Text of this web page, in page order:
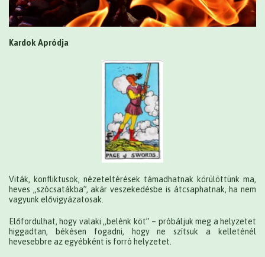
Kardok Apródja
Viták, konfliktusok, nézeteltérések támadhatnak körülöttünk ma,
heves „szócsatákba”, akár veszekedésbe is átcsaphatnak, ha nem
vagyunk elővigyázatosak.
Előfordulhat, hogy valaki „belénk köt” – próbáljuk meg a helyzetet
higgadtan, békésen fogadni, hogy ne szítsuk a kelleténél
hevesebbre az egyébként is forró helyzetet.